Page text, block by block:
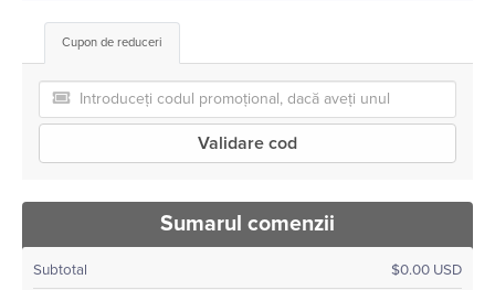
Cupon de reduceri
Validare cod
Sumarul comenzii
Subtotal $0.00 USD